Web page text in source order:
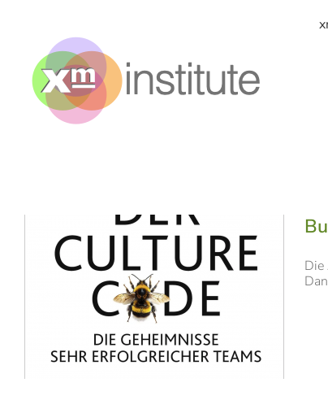
Die